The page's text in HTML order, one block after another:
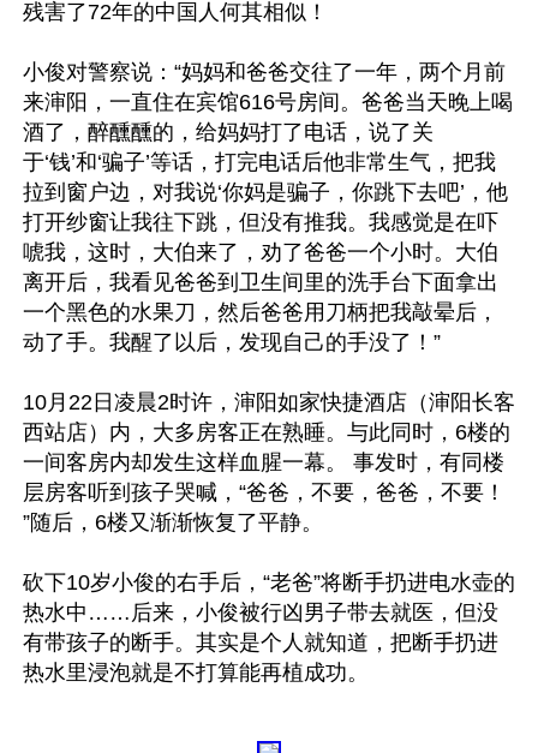
残害了72年的中国人何其相似！
小俊对警察说：“妈妈和爸爸交往了一年，两个月前
来渖阳，一直住在宾馆616号房间。爸爸当天晚上喝
酒了，醉醺醺的，给妈妈打了电话，说了关
于‘钱’和‘骗子’等话，打完电话后他非常生气，把我
拉到窗户边，对我说‘你妈是骗子，你跳下去吧’，他
打开纱窗让我往下跳，但没有推我。我感觉是在吓
唬我，这时，大伯来了，劝了爸爸一个小时。大伯
离开后，我看见爸爸到卫生间里的洗手台下面拿出
一个黑色的水果刀，然后爸爸用刀柄把我敲晕后，
动了手。我醒了以后，发现自己的手没了！”
10月22日凌晨2时许，渖阳如家快捷酒店（渖阳长客
西站店）内，大多房客正在熟睡。与此同时，6楼的
一间客房内却发生这样血腥一幕。 事发时，有同楼
层房客听到孩子哭喊，“爸爸，不要，爸爸，不要！
”随后，6楼又渐渐恢复了平静。
砍下10岁小俊的右手后，“老爸”将断手扔进电水壶的
热水中……后来，小俊被行凶男子带去就医，但没
有带孩子的断手。其实是个人就知道，把断手扔进
热水里浸泡就是不打算能再植成功。